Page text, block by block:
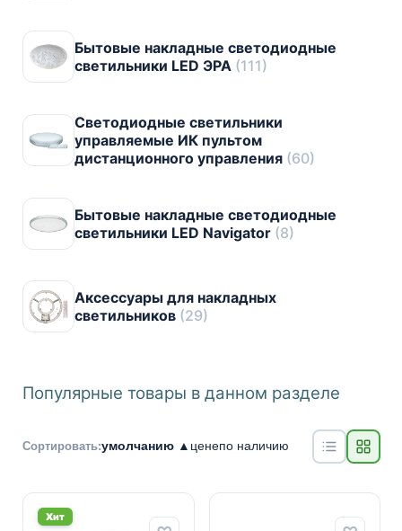
Бытовые накладные светодиодные
светильники LED ЭРА (111)
Светодиодные светильники
управляемые ИК пультом
дистанционного управления (60)
Бытовые накладные светодиодные
светильники LED Navigator (8)
Аксессуары для накладных
светильников (29)
Популярные товары в данном разделе
Сортировать:умолчанию ▲ ценепо наличию
Хит